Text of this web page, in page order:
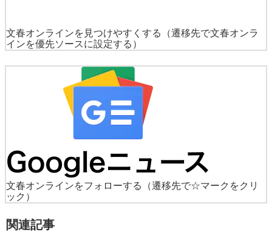
文春オンラインを見つけやすくする
（遷移先で文春オンラ
インを優先ソースに設定する）
文春オンラインをフォローする
（遷移先で☆マークをクリ
ック）
関連記事